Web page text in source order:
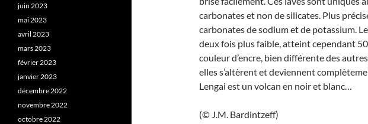
carbonates et non de silicates. Plus
carbonates de sodium et de potassium.
deux fois plus faible, atteint cependant
couleur d’encre, bien différente des
elles s’altèrent et deviennent
Lengai est un volcan en noir et blanc…
(© J.M. Bardintzeff)
juin 2023
mai 2023
avril 2023
mars 2023
février 2023
janvier 2023
décembre 2022
novembre 2022
octobre 2022